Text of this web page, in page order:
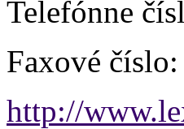
Telefónne
Faxové číslo:
http://